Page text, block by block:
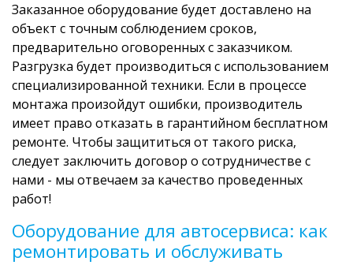
Заказанное оборудование будет доставлено на
объект с точным соблюдением сроков,
предварительно оговоренных с заказчиком.
Разгрузка будет производиться с использованием
специализированной техники. Если в процессе
монтажа произойдут ошибки, производитель
имеет право отказать в гарантийном бесплатном
ремонте. Чтобы защититься от такого риска,
следует заключить договор о сотрудничестве с
нами - мы отвечаем за качество проведенных
работ!
Оборудование для автосервиса: как
ремонтировать и обслуживать